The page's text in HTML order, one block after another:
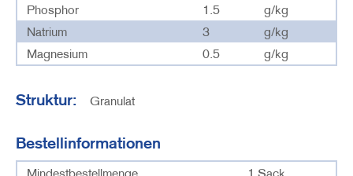
Phosphor
1.5
g/kg
Natrium
3
g/kg
Magnesium
0.5 g/kg
Struktur: Granulat
Bestellinformationen
Mindestbestellmenge 1 Sack